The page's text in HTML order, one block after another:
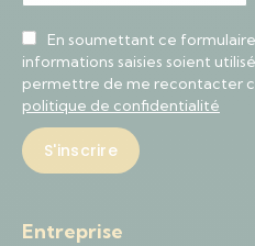
En soumettant ce
informations saisies soient
permettre de me recontacter
politique de confidentialité
Entreprise